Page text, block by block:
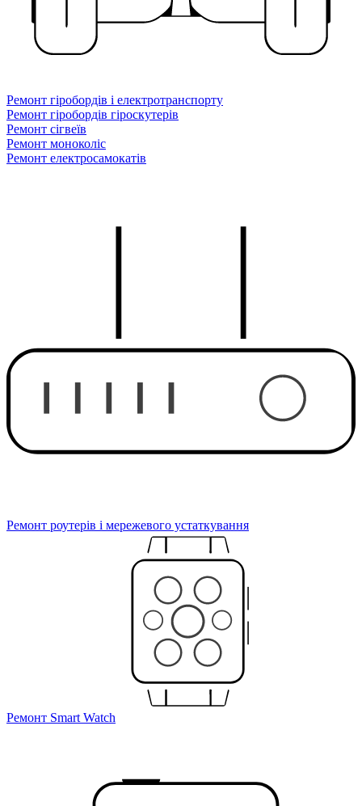
Ремонт гіробордів і електротранспорту
Ремонт гіробордів гіроскутерів
Ремонт сігвеїв
Ремонт моноколіс
Ремонт електросамокатів
Ремонт роутерів і мережевого устаткування
Ремонт Smart Watch